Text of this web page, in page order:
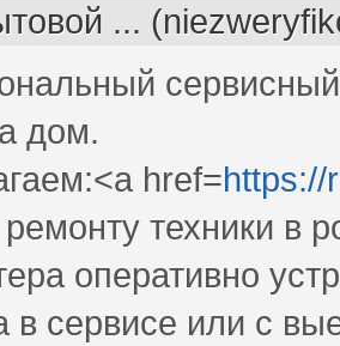
...
дом.
href=https://
техники в
оперативно
в сервисе или с